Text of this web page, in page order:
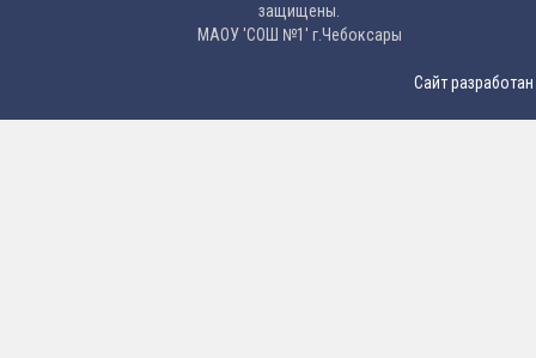
защищены.
МAОУ 'CОШ №1' г.Чебоксары
Сайт